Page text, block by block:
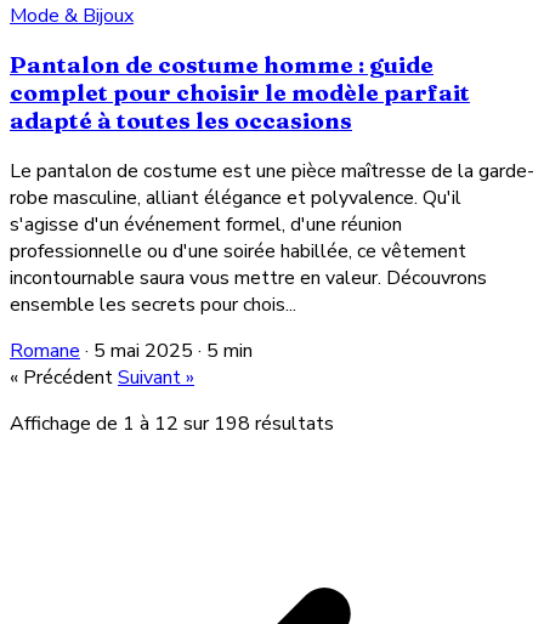
Mode & Bijoux
Pantalon de costume homme : guide
complet pour choisir le modèle parfait
adapté à toutes les occasions
Le pantalon de costume est une pièce maîtresse de la garde-
robe masculine, alliant élégance et polyvalence. Qu'il
s'agisse d'un événement formel, d'une réunion
professionnelle ou d'une soirée habillée, ce vêtement
incontournable saura vous mettre en valeur. Découvrons
ensemble les secrets pour chois...
Romane · 5 mai 2025 · 5 min
« PrécédentSuivant »
Affichage de 1 à 12 sur 198 résultats